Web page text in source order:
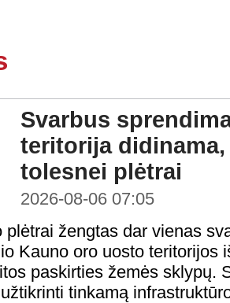
Svarbus
teritorija
tolesnei plėtrai
2026-08-06 07:05
plėtrai žengtas dar vienas
Kauno oro uosto teritorijos
paskirties žemės sklypų.
tinkamą